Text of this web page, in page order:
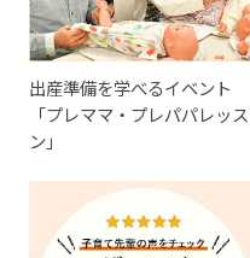
出産準備を学べるイベント
「プレママ・プレパパレッス
ン」